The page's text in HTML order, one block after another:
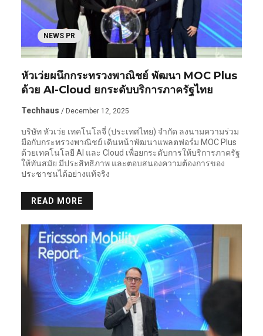
NEWS PR
หัวเว่ยผนึกกระทรวงพาณิชย์ พัฒนา MOC Plus
ด้วย AI-Cloud ยกระดับบริการภาครัฐไทย
Techhaus / December 12, 2025
บริษัท หัวเว่ย เทคโนโลจี่ (ประเทศไทย) จำกัด ลงนามความร่วม
มือกับกระทรวงพาณิชย์ เดินหน้าพัฒนาแพลตฟอร์ม MOC Plus
ด้วยเทคโนโลยี AI และ Cloud เพื่อยกระดับการให้บริการภาครัฐ
ให้ทันสมัย มีประสิทธิภาพ และตอบสนองความต้องการของ
ประชาชนได้อย่างแท้จริง
READ MORE